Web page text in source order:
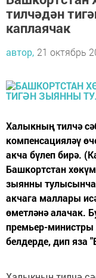
тилчәдән
каплаячак
автор, 21 октябрь
Халыкның тилчә
компенсацияләү
акча бүлеп бирә.
Башкортстан
зыянны тулысынча
акчага маллары
өметләнә алачак.
премьер-
белдерде, дип яза